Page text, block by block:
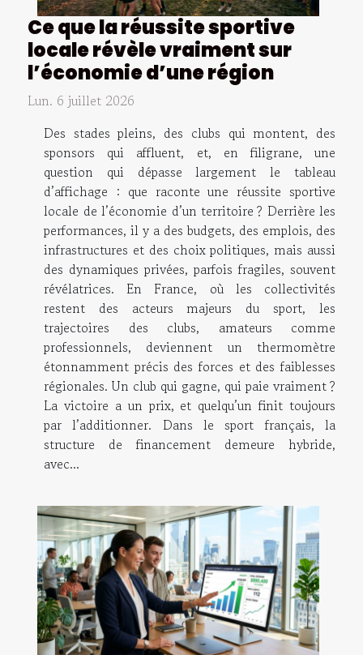
Ce que la réussite sportive
locale révèle vraiment sur
l’économie d’une région
Lun. 6 juillet 2026
Des stades pleins, des clubs qui montent, des
sponsors qui affluent, et, en filigrane, une
question qui dépasse largement le tableau
d’affichage : que raconte une réussite sportive
locale de l’économie d’un territoire ? Derrière les
performances, il y a des budgets, des emplois, des
infrastructures et des choix politiques, mais aussi
des dynamiques privées, parfois fragiles, souvent
révélatrices. En France, où les collectivités
restent des acteurs majeurs du sport, les
trajectoires des clubs, amateurs comme
professionnels, deviennent un thermomètre
étonnamment précis des forces et des faiblesses
régionales. Un club qui gagne, qui paie vraiment ?
La victoire a un prix, et quelqu’un finit toujours
par l’additionner. Dans le sport français, la
structure de financement demeure hybride,
avec...